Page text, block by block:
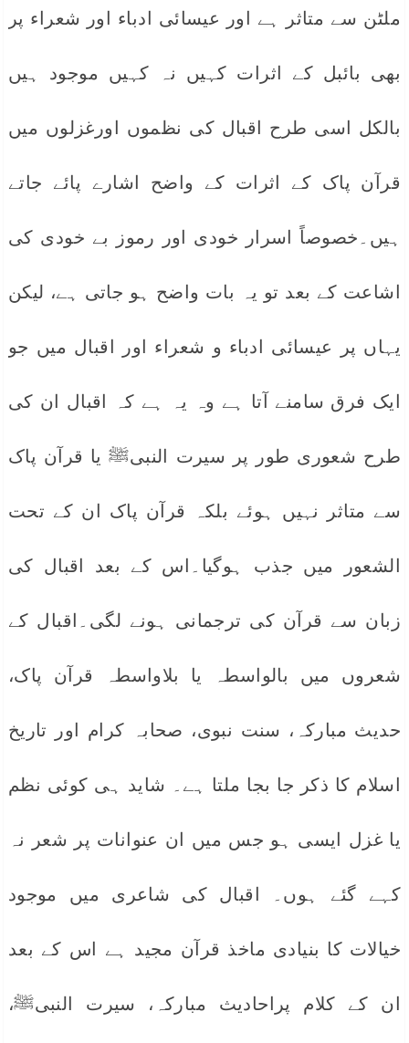
ملٹن سے متاثر ہے اور عیسائی ادباء اور شعراء پر
بھی بائبل کے اثرات کہیں نہ کہیں موجود ہیں
بالکل اسی طرح اقبال کی نظموں اورغزلوں میں
قرآن پاک کے اثرات کے واضح اشارے پائے جاتے
ہیں۔خصوصاً اسرار خودی اور رموز بے خودی کی
اشاعت کے بعد تو یہ بات واضح ہو جاتی ہے، لیکن
یہاں پر عیسائی ادباء و شعراء اور اقبال میں جو
ایک فرق سامنے آتا ہے وہ یہ ہے کہ اقبال ان کی
طرح شعوری طور پر سیرت النبیﷺ یا قرآن پاک
سے متاثر نہیں ہوئے بلکہ قرآن پاک ان کے تحت
الشعور میں جذب ہوگیا۔اس کے بعد اقبال کی
زبان سے قرآن کی ترجمانی ہونے لگی۔اقبال کے
شعروں میں بالواسطہ یا بلاواسطہ قرآن پاک،
حدیث مبارکہ، سنت نبوی، صحابہ کرام اور تاریخ
اسلام کا ذکر جا بجا ملتا ہے۔ شاید ہی کوئی نظم
یا غزل ایسی ہو جس میں ان عنوانات پر شعر نہ
کہے گئے ہوں۔ اقبال کی شاعری میں موجود
خیالات کا بنیادی ماخذ قرآن مجید ہے اس کے بعد
ان کے کلام پراحادیث مبارکہ، سیرت النبیﷺ،